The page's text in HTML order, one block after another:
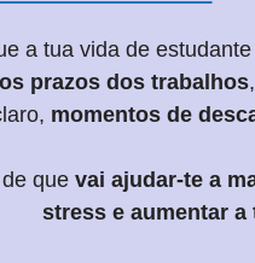
a tua vida de
prazos dos trabalhos,
momentos de
que vai ajudar-te a
stress e aumentar